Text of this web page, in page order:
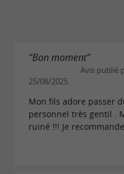
"Bon moment"
Avis publié
25/08/2025
Mon fils adore passer
personnel très gentil .
ruiné !!! Je